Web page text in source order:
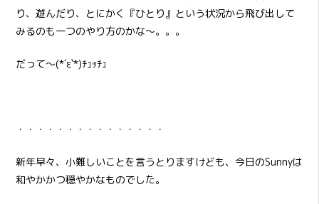
り、遊んだり、とにかく『ひとり』という状況から飛び出して
みるのも一つのやり方のかな～。。。
だって～(*´ε`*)ﾁｭｯﾁｭ
・・・・・・・・・・・・・・・
新年早々、小難しいことを言うとりますけども、今日のSunnyは
和やかかつ穏やかなものでした。